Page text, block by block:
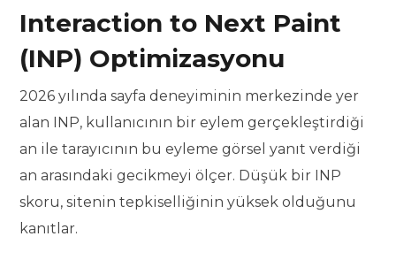
Interaction to Next Paint
(INP) Optimizasyonu
2026 yılında sayfa deneyiminin merkezinde yer
alan INP, kullanıcının bir eylem gerçekleştirdiği
an ile tarayıcının bu eyleme görsel yanıt verdiği
an arasındaki gecikmeyi ölçer. Düşük bir INP
skoru, sitenin tepkiselliğinin yüksek olduğunu
kanıtlar.